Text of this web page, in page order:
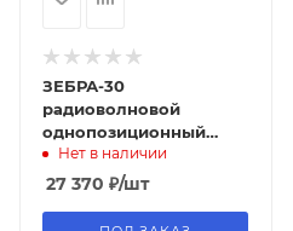
ЗЕБРА-30
радиоволновой
однопозиционный
извещатель, FORTEZA
Нет в наличии
27 370 ₽/шт